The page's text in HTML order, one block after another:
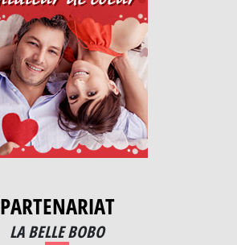
PARTENARIAT
LA BELLE BOBO